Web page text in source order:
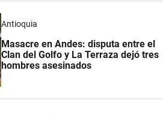
Antioquia
Masacre en Andes: disputa entre el
Clan del Golfo y La Terraza dejó tres
hombres asesinados